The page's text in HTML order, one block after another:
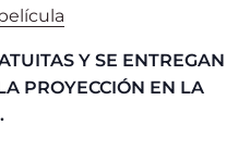
Y SE ENTREGAN
PROYECCIÓN EN LA